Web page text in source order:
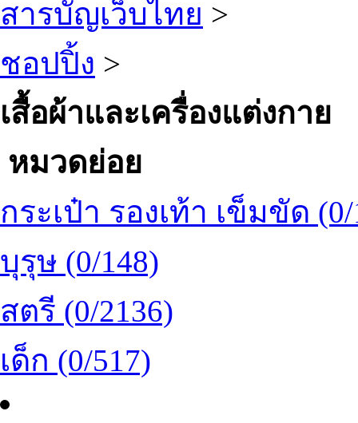
สารบัญเว็บไทย >
ชอปปิ้ง >
เสื้อผ้าและเครื่องแต่งกาย
หมวดย่อย
กระเป๋า รองเท้า เข็มขัด (0/
บุรุษ (0/148)
สตรี (0/2136)
เด็ก (0/517)